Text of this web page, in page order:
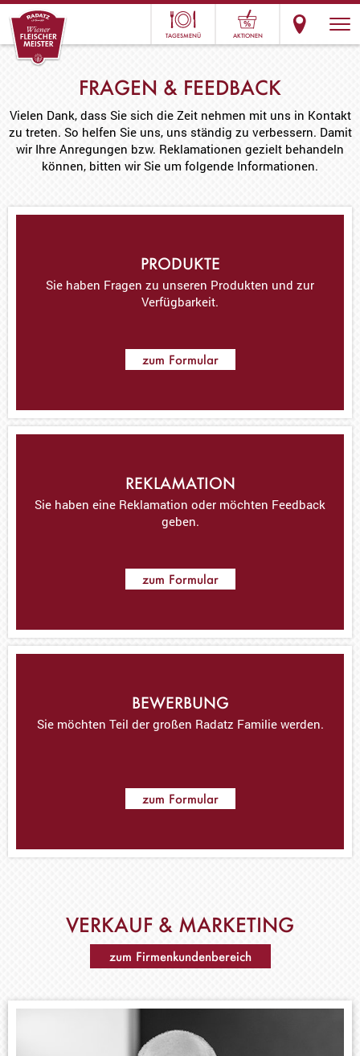
TAGESMENÜ AKTIONEN
FRAGEN & FEEDBACK
Vielen Dank, dass Sie sich die Zeit nehmen mit uns in Kontakt
zu treten. So helfen Sie uns, uns ständig zu verbessern. Damit
wir Ihre Anregungen bzw. Reklamationen gezielt behandeln
können, bitten wir Sie um folgende Informationen.
PRODUKTE
Sie haben Fragen zu unseren Produkten und zur
Verfügbarkeit.
zum Formular
REKLAMATION
Sie haben eine Reklamation oder möchten Feedback
geben.
zum Formular
BEWERBUNG
Sie möchten Teil der großen Radatz Familie werden.
zum Formular
VERKAUF & MARKETING
zum Firmenkundenbereich